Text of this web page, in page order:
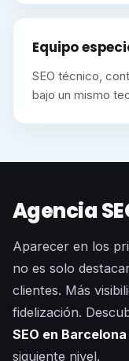
Equipo
SEO técnico,
bajo un mismo
Agencia
Aparecer en los
no es solo
clientes. Más
fidelización.
SEO en Barcelona
siguiente nivel.